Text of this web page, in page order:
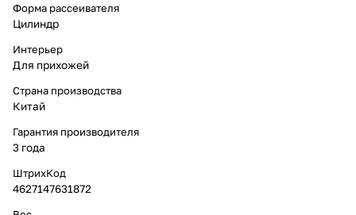
Форма рассеивателя
Цилиндр
Интерьер
Для прихожей
Страна производства
Китай
Гарантия производителя
3 года
ШтрихКод
4627147631872